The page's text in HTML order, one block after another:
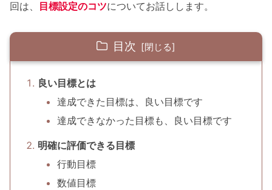
回は、 目標設定のコツについてお話しします。
目次
良い目標とは
達成できた目標は、良い目標です
達成できなかった目標も、良い目標です
明確に評価できる目標
行動目標
数値目標